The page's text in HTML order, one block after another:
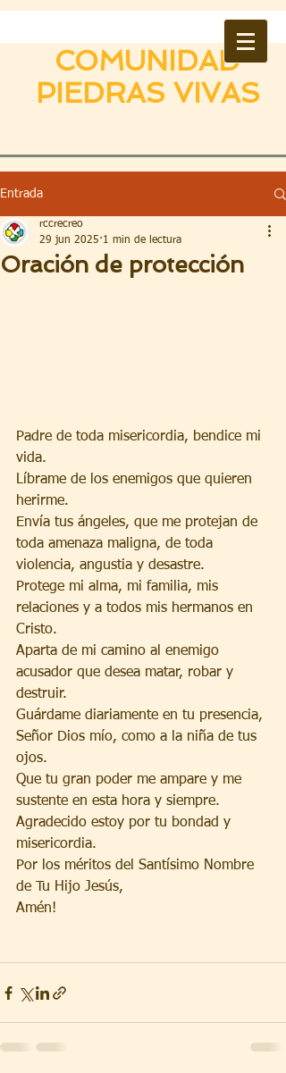
COMUNIDAD
PIEDRAS VIVAS
Entrada
Oración de protección
rccrecreo
29 jun 2025 1 min de lectura
Padre de toda misericordia, bendice mi
vida.
Líbrame de los enemigos que quieren
herirme.
Envía tus ángeles, que me protejan de
toda amenaza maligna, de toda
violencia, angustia y desastre.
Protege mi alma, mi familia, mis
relaciones y a todos mis hermanos en
Cristo.
Aparta de mi camino al enemigo
acusador que desea matar, robar y
destruir.
Guárdame diariamente en tu presencia,
Señor Dios mío, como a la niña de tus
ojos.
Que tu gran poder me ampare y me
sustente en esta hora y siempre.
Agradecido estoy por tu bondad y
misericordia.
Por los méritos del Santísimo Nombre
de Tu Hijo Jesús,
Amén!